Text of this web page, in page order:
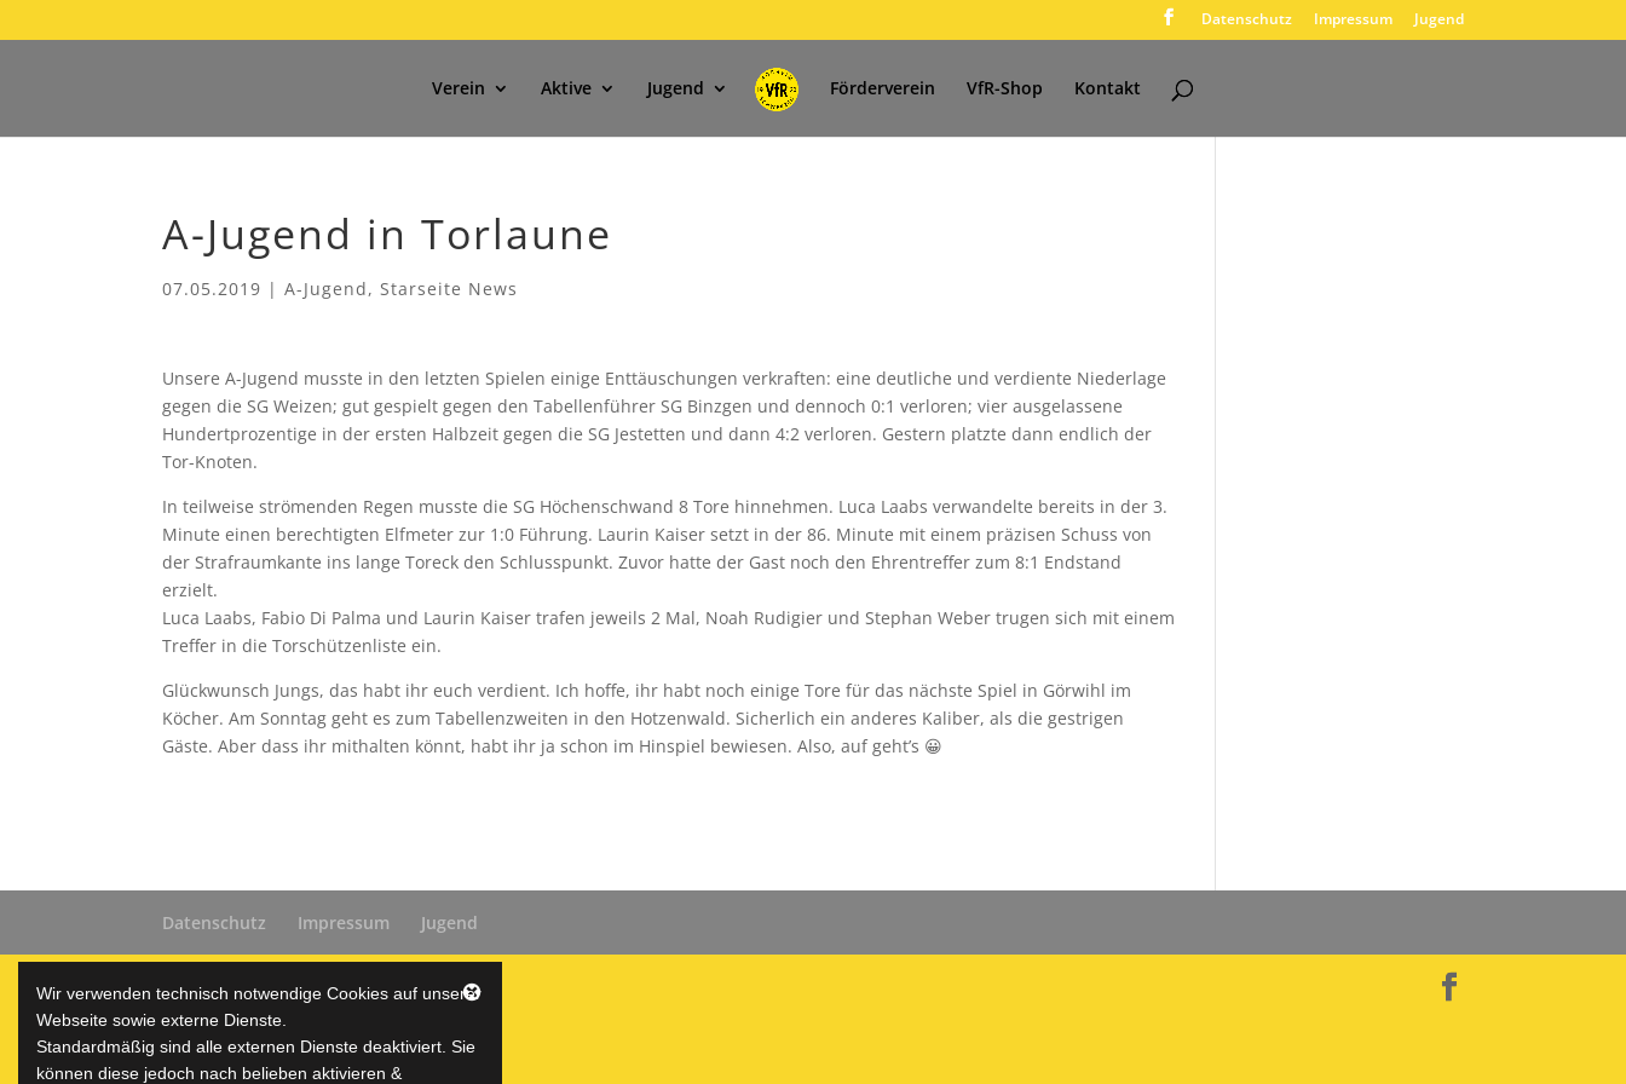
Datenschutz Impressum Jugend
Verein Aktive Jugend Förderverein VfR-Shop Kontakt
A-Jugend in Torlaune
07.05.2019 |A-Jugend,Starseite News
Unsere A-Jugend musste in den letzten Spielen einige Enttäuschungen verkraften: eine deutliche und verdiente Niederlage
gegen die SG Weizen; gut gespielt gegen den Tabellenführer SG Binzgen und dennoch 0:1 verloren; vier ausgelassene
Hundertprozentige in der ersten Halbzeit gegen die SG Jestetten und dann 4:2 verloren. Gestern platzte dann endlich der
Tor-Knoten.
In teilweise strömenden Regen musste die SG Höchenschwand 8 Tore hinnehmen. Luca Laabs verwandelte bereits in der 3.
Minute einen berechtigten Elfmeter zur 1:0 Führung. Laurin Kaiser setzt in der 86. Minute mit einem präzisen Schuss von
der Strafraumkante ins lange Toreck den Schlusspunkt. Zuvor hatte der Gast noch den Ehrentreffer zum 8:1 Endstand
erzielt.
Luca Laabs, Fabio Di Palma und Laurin Kaiser trafen jeweils 2 Mal, Noah Rudigier und Stephan Weber trugen sich mit einem
Treffer in die Torschützenliste ein.
Glückwunsch Jungs, das habt ihr euch verdient. Ich hoffe, ihr habt noch einige Tore für das nächste Spiel in Görwihl im
Köcher. Am Sonntag geht es zum Tabellenzweiten in den Hotzenwald. Sicherlich ein anderes Kaliber, als die gestrigen
Gäste. Aber dass ihr mithalten könnt, habt ihr ja schon im Hinspiel bewiesen. Also, auf geht’s 😀
Datenschutz Impressum Jugend
(c) VfR Horheim-Schwerzen e.V.
Wir verwenden technisch notwendige Cookies auf unserer
Webseite sowie externe Dienste.
Standardmäßig sind alle externen Dienste deaktiviert. Sie
können diese jedoch nach belieben aktivieren &